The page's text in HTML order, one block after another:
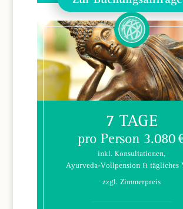
7 TAGE
pro Person 3.080
inkl. Konsultationen,
Ayurveda-Vollpension & tägliches
zzgl. Zimmerpreis